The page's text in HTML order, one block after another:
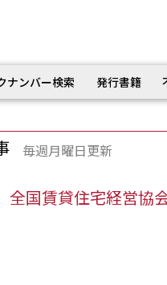
ナンバー検索 発行書籍
毎週月曜日更新
全国賃貸住宅経営